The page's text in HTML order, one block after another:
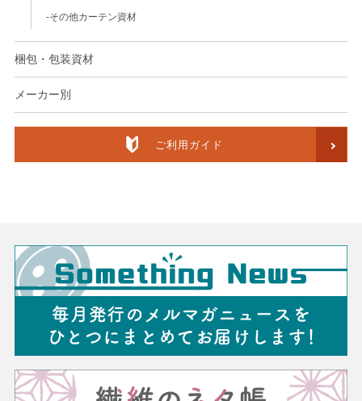
その他カーテン資材
梱包・包装資材
メーカー別
ご利用ガイド